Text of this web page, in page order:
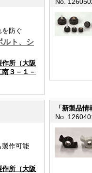
を防ぐ
ルト、シ
所（大阪
３－１－
製作可能
所（大阪
「新製品
No.